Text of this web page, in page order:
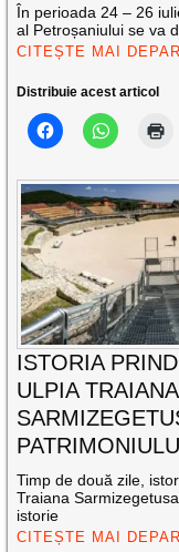
În perioada 24 – 26
al Petroșaniului se va
CITEȘTE MAI
Distribuie acest articol
ISTORIA
ULPIA TRAIANA
Timp de două zile,
Traiana
istorie
CITEȘTE MAI